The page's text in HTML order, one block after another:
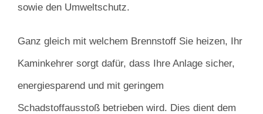
sowie den Umweltschutz.
Ganz gleich mit welchem Brennstoff Sie heizen, Ihr
Kaminkehrer sorgt dafür, dass Ihre Anlage sicher,
energiesparend und mit geringem
Schadstoffausstoß betrieben wird. Dies dient dem